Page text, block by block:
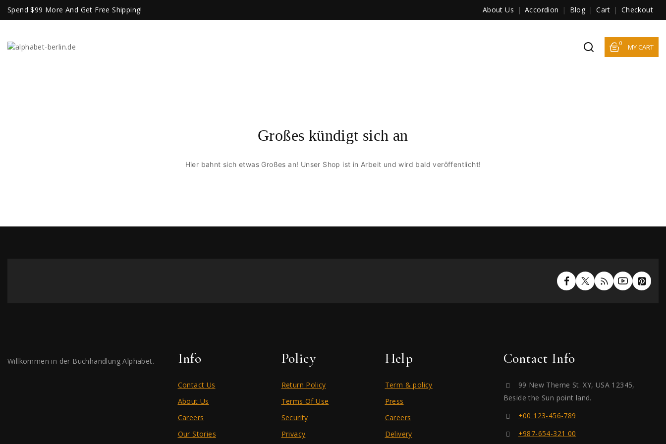
Spend $99 More And Get Free Shipping! About Us Accordion Blog Cart Checkout
0 MY CART
Großes kündigt sich an
Hier bahnt sich etwas Großes an! Unser Shop ist in Arbeit und wird bald veröffentlicht!
Willkommen in der Buchhandlung Alphabet. Info
Contact Us
About Us
Careers
Our Stories
Policy
Return Policy
Terms Of Use
Security
Privacy
Help
Term & policy
Press
Careers
Delivery
Contact Info
99 New Theme St. XY, USA 12345,
Beside the Sun point land.
+00 123-456-789
+987-654-321 00